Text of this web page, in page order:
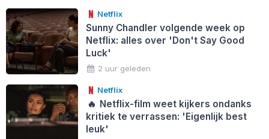
Netflix
Sunny Chandler volgende week op
Netflix: alles over 'Don't Say Good
Luck'
2 uur geleden
Netflix
🔥 Netflix-film weet kijkers ondanks
kritiek te verrassen: 'Eigenlijk best
leuk'